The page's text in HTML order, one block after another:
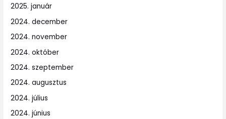
2025. január
2024. december
2024. november
2024. október
2024. szeptember
2024. augusztus
2024. július
2024. június